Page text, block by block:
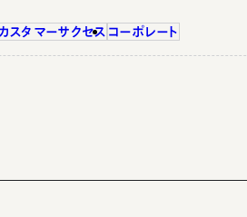
カスタマーサクセス コーポレート